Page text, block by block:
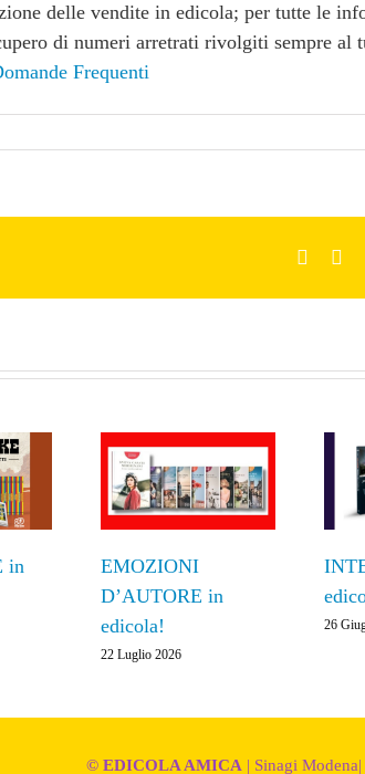
delle vendite in edicola; per tutte le
di numeri arretrati rivolgiti sempre al
Frequenti
in
EMOZIONI
D’AUTORE in
edicola!
22 Luglio 2026
26
© EDICOLA AMICA | Sinagi Modena|